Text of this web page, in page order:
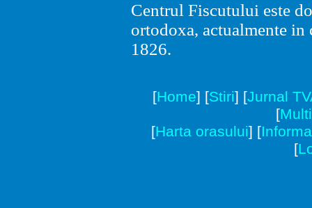
Centrul Fiscutului este
ortodoxa, actualmente in
1826.
[Home] [Stiri] [Jurnal
[
[Harta orasului] [
[